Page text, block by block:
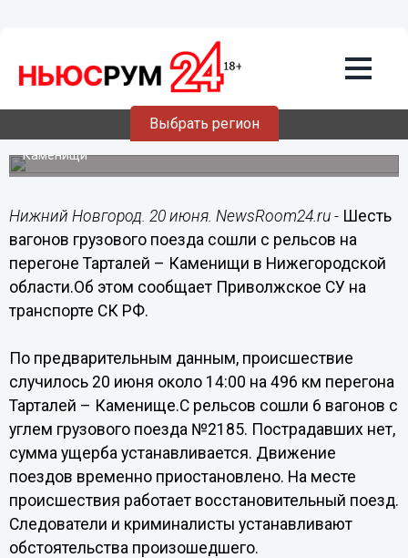
Выбрать регион
20.06.201917:28
6 вагонов грузового поезда сошли с
рельсов в Нижегородской области
Происшествие случилось на перегоне Тарталей –
Каменищи
Нижний Новгород. 20 июня. NewsRoom24.ru - Шесть
вагонов грузового поезда сошли с рельсов на
перегоне Тарталей – Каменищи в Нижегородской
области.Об этом сообщает Приволжское СУ на
транспорте СК РФ.
По предварительным данным, происшествие
случилось 20 июня около 14:00 на 496 км перегона
Тарталей – Каменище.С рельсов сошли 6 вагонов с
углем грузового поезда №2185. Пострадавших нет,
сумма ущерба устанавливается. Движение
поездов временно приостановлено. На месте
происшествия работает восстановительный поезд.
Следователи и криминалисты устанавливают
обстоятельства произошедшего.